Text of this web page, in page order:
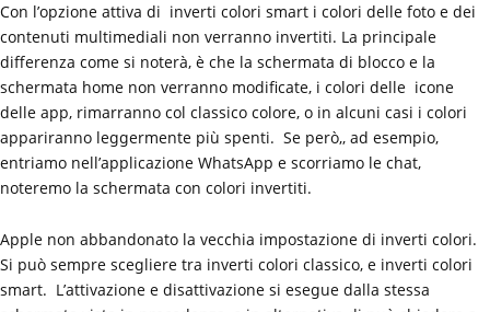
Con l’opzione attiva di inverti colori smart i colori delle foto e dei
contenuti multimediali non verranno invertiti. La principale
differenza come si noterà, è che la schermata di blocco e la
schermata home non verranno modificate, i colori delle icone
delle app, rimarranno col classico colore, o in alcuni casi i colori
appariranno leggermente più spenti. Se però,, ad esempio,
entriamo nell’applicazione WhatsApp e scorriamo le chat,
noteremo la schermata con colori invertiti.
Apple non abbandonato la vecchia impostazione di inverti colori.
Si può sempre scegliere tra inverti colori classico, e inverti colori
smart. L’attivazione e disattivazione si esegue dalla stessa